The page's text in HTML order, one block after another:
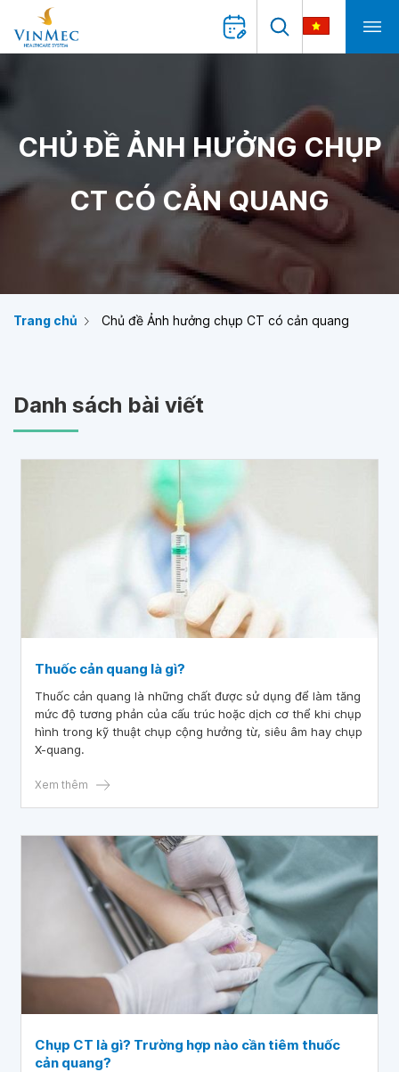
CHỦ ĐỀ ẢNH HƯỞNG CHỤP
CT CÓ CẢN QUANG
Trang chủ Chủ đề Ảnh hưởng chụp CT có cản quang
Danh sách bài viết
Thuốc cản quang là gì?
Thuốc cản quang là những chất được sử dụng để làm tăng
mức độ tương phản của cấu trúc hoặc dịch cơ thể khi chụp
hình trong kỹ thuật chụp cộng hưởng từ, siêu âm hay chụp
X-quang.
Xem thêm
Chụp CT là gì? Trường hợp nào cần tiêm thuốc
cản quang?